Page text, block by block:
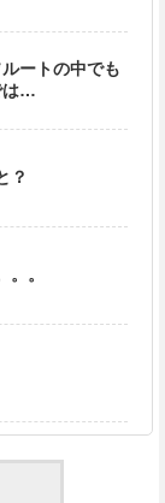
ートの中でも
は…
？
。